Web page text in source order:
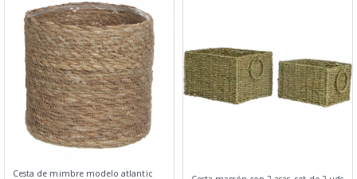
Cesta de mimbre modelo atlantic